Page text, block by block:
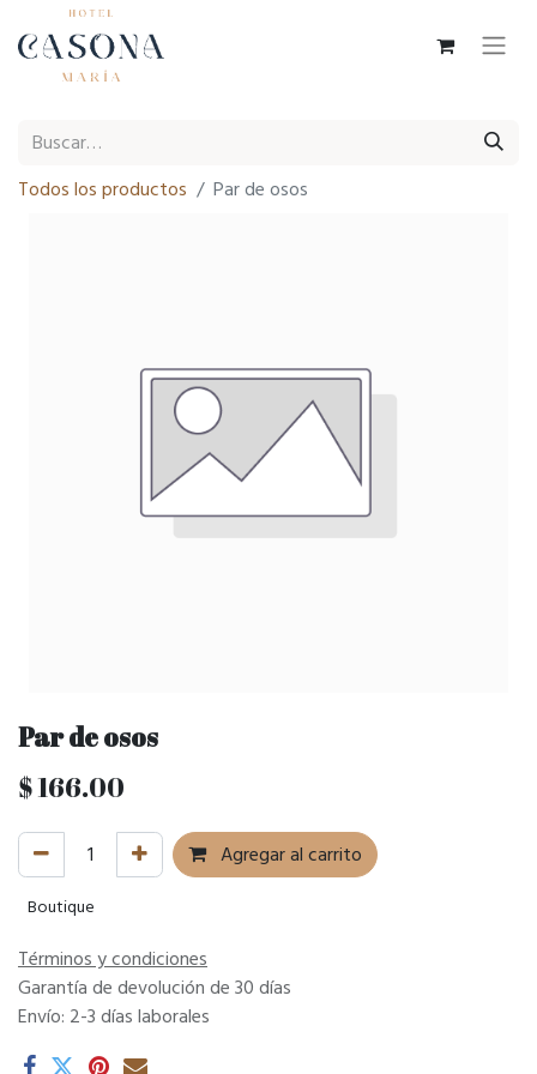
Todos los productos Par de osos
Par de osos
$166.00
Agregar al carrito
Boutique
Términos y condiciones
Garantía de devolución de 30 días
Envío: 2-3 días laborales